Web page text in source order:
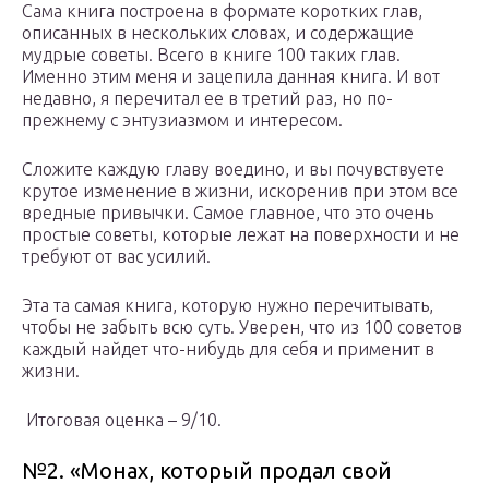
Сама книга построена в формате коротких глав,
описанных в нескольких словах, и содержащие
мудрые советы. Всего в книге 100 таких глав.
Именно этим меня и зацепила данная книга. И вот
недавно, я перечитал ее в третий раз, но по-
прежнему с энтузиазмом и интересом.
Сложите каждую главу воедино, и вы почувствуете
крутое изменение в жизни, искоренив при этом все
вредные привычки. Самое главное, что это очень
простые советы, которые лежат на поверхности и не
требуют от вас усилий.
Эта та самая книга, которую нужно перечитывать,
чтобы не забыть всю суть. Уверен, что из 100 советов
каждый найдет что-нибудь для себя и применит в
жизни.
Итоговая оценка – 9/10.
№2. «Монах, который продал свой